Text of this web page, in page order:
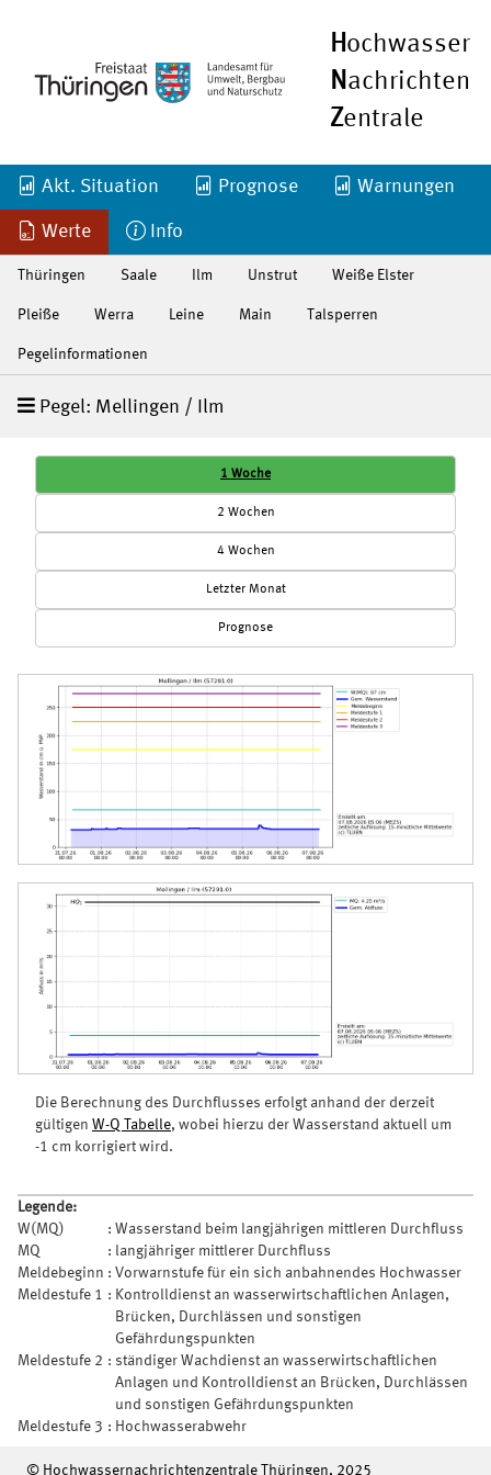
Hochwasser
Nachrichten
Zentrale
Akt. Situation Prognose Warnungen
Werte Info
Thüringen Saale Ilm Unstrut Weiße Elster
Pleiße Werra Leine Main Talsperren
Pegelinformationen
Pegel: Mellingen / Ilm
1 Woche
2 Wochen
4 Wochen
Letzter Monat
Prognose
Die Berechnung des Durchflusses erfolgt anhand der derzeit
gültigen W-Q Tabelle, wobei hierzu der Wasserstand aktuell um
-1 cm korrigiert wird.
Legende:
W(MQ)
: Wasserstand beim langjährigen mittleren Durchfluss
MQ
: langjähriger mittlerer Durchfluss
Meldebeginn : Vorwarnstufe für ein sich anbahnendes Hochwasser
Meldestufe 1 : Kontrolldienst an wasserwirtschaftlichen Anlagen,
Brücken, Durchlässen und sonstigen
Gefährdungspunkten
Meldestufe 2 : ständiger Wachdienst an wasserwirtschaftlichen
Anlagen und Kontrolldienst an Brücken, Durchlässen
und sonstigen Gefährdungspunkten
Meldestufe 3 : Hochwasserabwehr
© Hochwassernachrichtenzentrale Thüringen, 2025